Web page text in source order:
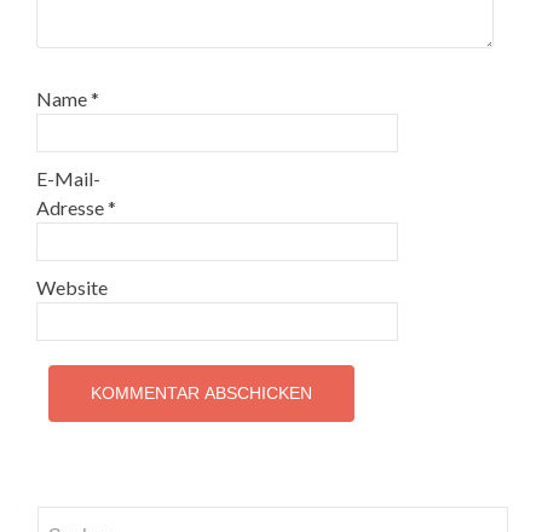
Name*
E-Mail-
Adresse*
Website